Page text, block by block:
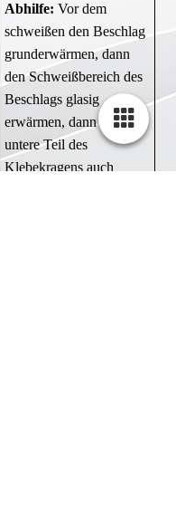
Abhilfe: Vor dem
schweißen den Beschlag
grunderwärmen, dann
den Schweißbereich des
Beschlags glasig
erwärmen, dann das
untere Teil des
Klebekragens auch